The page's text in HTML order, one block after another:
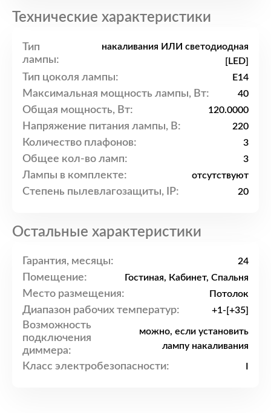
Технические характеристики
Тип
лампы:
накаливания ИЛИ светодиодная
[LED]
Тип цоколя лампы: E14
Максимальная мощность лампы, Вт: 40
Общая мощность, Вт: 120.0000
Напряжение питания лампы, В: 220
Количество плафонов: 3
Общее кол-во ламп: 3
Лампы в комплекте: отсутствуют
Степень пылевлагозащиты, IP: 20
Остальные характеристики
Гарантия, месяцы: 24
Помещение: Гостиная, Кабинет, Спальня
Место размещения: Потолок
Диапазон рабочих температур: +1-[+35]
Возможность
подключения
диммера:
можно, если установить
лампу накаливания
Класс электробезопасности: